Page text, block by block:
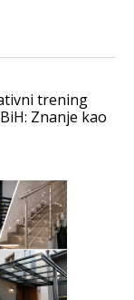
trening
Znanje kao